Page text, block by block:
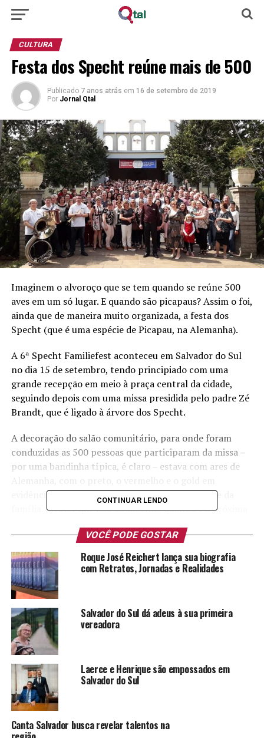
CULTURA
Festa dos Specht reúne mais de 500
Publicado 7 anos atrás em 16 de setembro de 2019
Por Jornal Qtal
Imaginem o alvoroço que se tem quando se reúne 500
aves em um só lugar. E quando são picapaus? Assim o foi,
ainda que de maneira muito organizada, a festa dos
Specht (que é uma espécie de Picapau, na Alemanha).
A 6ª Specht Familiefest aconteceu em Salvador do Sul
no dia 15 de setembro, tendo principiado com uma
grande recepção em meio à praça central da cidade,
seguindo depois com uma missa presidida pelo padre Zé
Brandt, que é ligado à árvore dos Specht.
A decoração do salão comunitário, para onde foram
conduzidas as 500 pessoas que participaram da missa –
por uma bandinha típica, é claro – estava com ares de
evidência. Mesas postas e até cerveja com o nome da
família. Melhor que isso só sabendo quando é a próxima
A organização do evento foi primorosa, tendo tomado
longas horas de estudos e ajustes, de modo que tudo
estivesse nos conformes. E ainda assim há surpresas.
Muitas delas compiladas para, quem sabe, serem
relatadas em detalhes na próxima festa, afinal, festa de
família é assim: uma contínua relação entre pessoas
aparentadas e que antes nem haviam se visto na vida.
podendo até inspirar outros eventos com ares de kerb.
Afinal, é possível fazer uma festa simples e bela.
CONTINUAR LENDO
VOCÊ PODE GOSTAR
Roque José Reichert lança sua biografia
com Retratos, Jornadas e Realidades
Salvador do Sul dá adeus à sua primeira
vereadora
Laerce e Henrique são empossados em
Salvador do Sul
Canta Salvador busca revelar talentos na